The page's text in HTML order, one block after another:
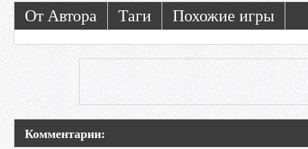
От Автора Таги Похожие игры
Комментарии: